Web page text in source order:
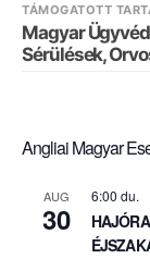
TÁMOGATOTT
Magyar
Sérülések,
Angliai Magyar
AUG
30
6:00 du.